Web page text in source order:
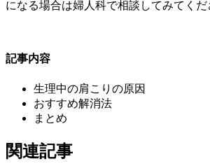
になる場合は婦人科で相談してみてくだ
記事内容
生理中の肩こりの原因
おすすめ解消法
まとめ
関連記事